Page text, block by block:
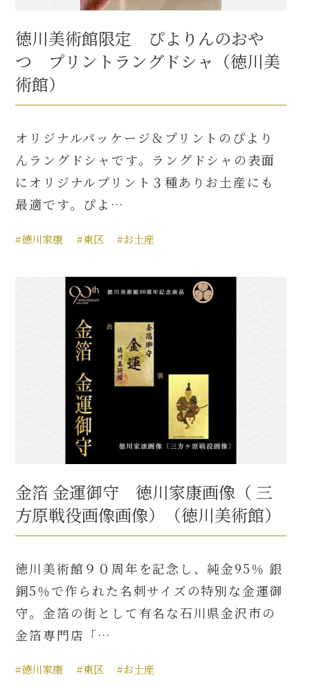
徳川美術館限定 ぴよりんのおや
つ プリントラングドシャ（徳川美
術館）
オリジナルパッケージ＆プリントのぴより
んラングドシャです。ラングドシャの表面
にオリジナルプリント３種ありお土産にも
最適です。ぴよ…
#徳川家康 #東区 #お土産
金箔 金運御守 徳川家康画像（ 三
方原戦役画像画像）（徳川美術館）
徳川美術館９０周年を記念し、純金95％ 銀
銅5％で作られた名刺サイズの特別な金運御
守。金箔の街として有名な石川県金沢市の
金箔専門店「…
#徳川家康 #東区 #お土産